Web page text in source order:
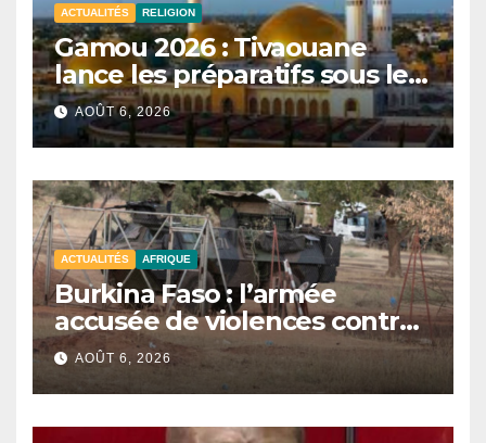
ACTUALITÉS RELIGION
Gamou 2026 : Tivaouane
lance les préparatifs sous le
signe de l’unité et du Tawhid.
AOÛT 6, 2026
ACTUALITÉS AFRIQUE
Burkina Faso : l’armée
accusée de violences contre
des civils après une attaque
jihadiste.
AOÛT 6, 2026